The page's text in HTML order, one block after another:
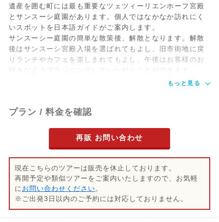
遺産を囲む町には最も重要なツェツィーリエンホーフ宮殿
とサンスーシ庭園があります。個人ではなかなか訪れにく
いスポットを日本語ガイドがご案内します。
サンスーシー庭園の簡単な散策後、解散となります。解散
後はサンスーシ宮殿入場を選ばれてもよし、旧市街地に戻
りランチやカフェを楽しまれてもよし、午後はお客様のお
好きなようプランニングしていただくことができます。
もっと見る
プラン / 料金を確認
再販 お問い合わせ
現在こちらのツアーは販売を休止しております。
再開予定や類似ツアーをご案内いたしますので、お気軽
にお問い合わせください。
※ご出発3日以内のご予約には対応しておりません。